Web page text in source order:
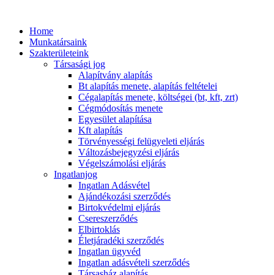
tartalomhoz
Home
Munkatársaink
Szakterületeink
Társasági jog
Alapítvány alapítás
Bt alapítás menete, alapítás feltételei
Cégalapítás menete, költségei (bt, kft, zrt)
Cégmódosítás menete
Egyesület alapítása
Kft alapítás
Törvényességi felügyeleti eljárás
Változásbejegyzési eljárás
Végelszámolási eljárás
Ingatlanjog
Ingatlan Adásvétel
Ajándékozási szerződés
Birtokvédelmi eljárás
Csereszerződés
Elbirtoklás
Életjáradéki szerződés
Ingatlan ügyvéd
Ingatlan adásvételi szerződés